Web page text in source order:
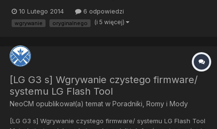
oraz nie podpasywał szwagrowi wgrałem plikiem jednoplikowym
odin 1.83 ale podczas uruchomienia jest tylko log...
10 Lutego 2014 6 odpowiedzi
wgrywanie oryginalnego (i 5 więcej)
[LG G3 s] Wgrywanie czystego firmware/
systemu LG Flash Tool
NeoCM opublikował(a) temat w Poradniki, Romy i Mody
[LG G3 s] Wgrywanie czystego firmware/ systemu LG Flash Tool